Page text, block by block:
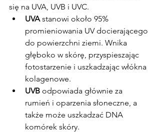
się na UVA, UVB i UVC.
UVA stanowi około 95%
promieniowania UV docierającego
do powierzchni ziemi. Wnika
głęboko w skórę, przyspieszając
fotostarzenie i uszkadzając włókna
kolagenowe.
UVB odpowiada głównie za
rumień i oparzenia słoneczne, a
także może uszkadzać DNA
komórek skóry.